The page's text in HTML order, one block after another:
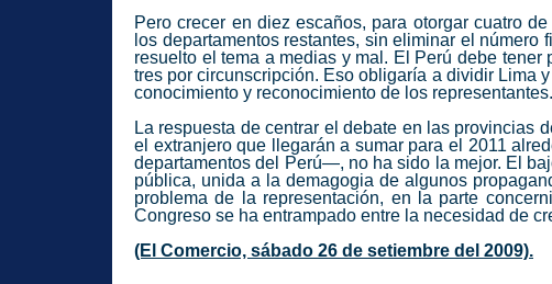
Pero crecer en diez escaños, para otorgar cuatro
los departamentos restantes, sin eliminar el
resuelto el tema a medias y mal. El Perú debe
tres por circunscripción. Eso obligaría a dividir Lima
conocimiento y reconocimiento de los representantes.
La respuesta de centrar el debate en las provincias
el extranjero que llegarán a sumar para el 2011
departamentos del Perú—, no ha sido la mejor. El
pública, unida a la demagogia de algunos
problema de la representación, en la parte
Congreso se ha entrampado entre la necesidad de
(El Comercio, sábado 26 de setiembre del 2009).